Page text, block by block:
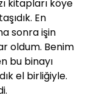
kitapları köye
En
sonra işin
oldum. Benim
bu binayı
el birliğiyle.